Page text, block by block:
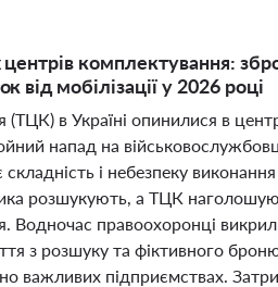
комплектування:
від мобілізації у 2026 році
в Україні опинилися в
напад на
і небезпеку
розшукують, а ТЦК
Водночас правоохоронці
з розшуку та фіктивного
важливих підприємствах.